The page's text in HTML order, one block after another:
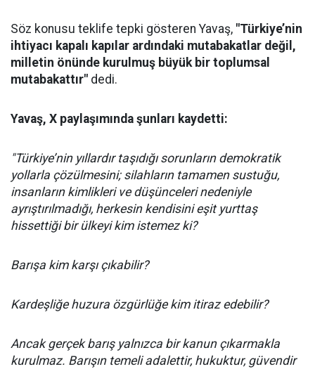
Söz konusu teklife tepki gösteren Yavaş, "Türkiye’nin
ihtiyacı kapalı kapılar ardındaki mutabakatlar değil,
milletin önünde kurulmuş büyük bir toplumsal
mutabakattır" dedi.
Yavaş, X paylaşımında şunları kaydetti:
"Türkiye’nin yıllardır taşıdığı sorunların demokratik
yollarla çözülmesini; silahların tamamen sustuğu,
insanların kimlikleri ve düşünceleri nedeniyle
ayrıştırılmadığı, herkesin kendisini eşit yurttaş
hissettiği bir ülkeyi kim istemez ki?
Barışa kim karşı çıkabilir?
Kardeşliğe huzura özgürlüğe kim itiraz edebilir?
Ancak gerçek barış yalnızca bir kanun çıkarmakla
kurulmaz. Barışın temeli adalettir, hukuktur, güvendir